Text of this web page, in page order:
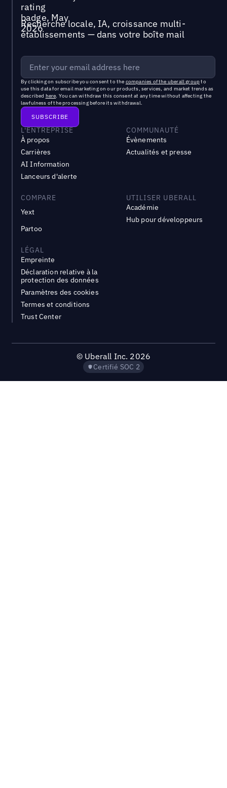
Recherche locale, IA, croissance multi-
établissements — dans votre boîte mail
By clicking on subscribe you consent to the companies of the uberall groupto
use this data for email marketing on our products, services, and market trends as
described here. You can withdraw this consent at any time without affecting the
lawfulness of the processing before its withdrawal.
L'ENTREPRISE
À propos
Carrières
AI Information
Lanceurs d'alerte
COMMUNAUTÉ
Évènements
Actualités et presse
COMPARE
Yext
Partoo
UTILISER UBERALL
Académie
Hub pour développeurs
LÉGAL
Empreinte
Déclaration relative à la
protection des données
Paramètres des cookies
Termes et conditions
Trust Center
© Uberall Inc. 2026
Certifié SOC 2